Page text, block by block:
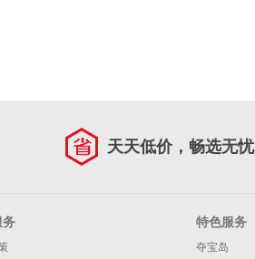
天天低价，畅选无忧
务 特色服务
夺宝岛